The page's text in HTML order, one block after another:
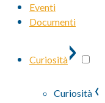
Eventi
Documenti
Curiosità›
Curiosità